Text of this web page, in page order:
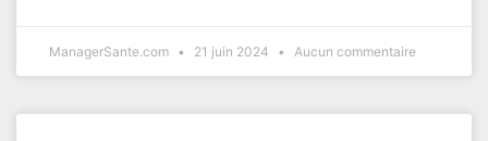
ManagerSante.com 21 juin 2024 Aucun commentaire